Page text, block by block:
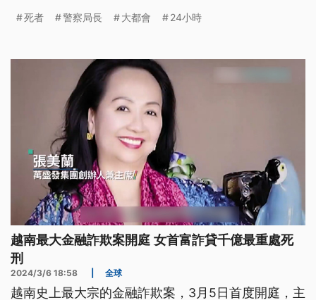
死者 警察局長 大都會 24小時
越南最大金融詐欺案開庭 女首富詐貸千億最重處死
刑
2024/3/6 18:58 全球
越南史上最大宗的金融詐欺案，3月5日首度開庭，主